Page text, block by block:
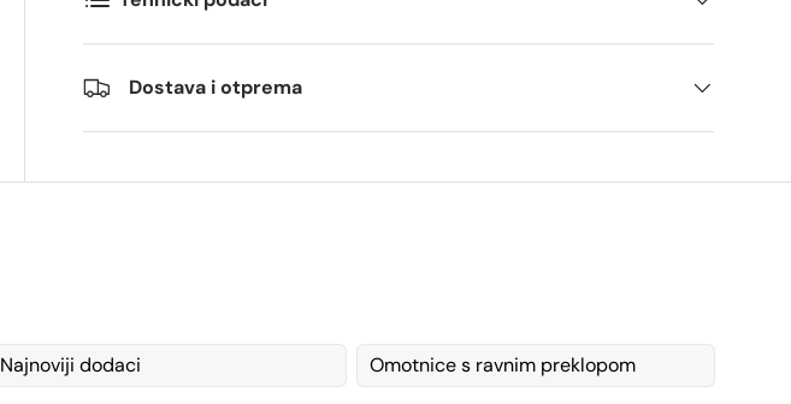
Dostava i otprema
Najnoviji dodaci Omotnice s ravnim preklopom